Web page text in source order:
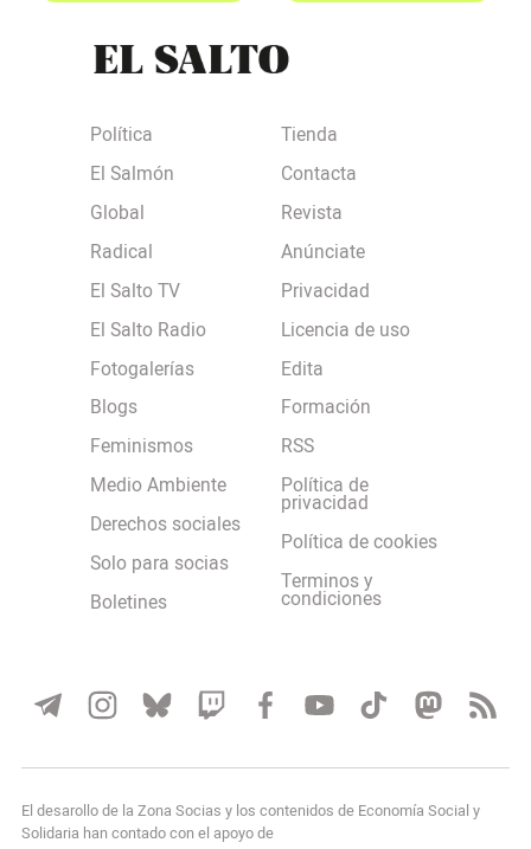
Política
El Salmón
Global
Radical
El Salto TV
El Salto Radio
Fotogalerías
Blogs
Feminismos
Medio Ambiente
Derechos sociales
Solo para socias
Boletines
Tienda
Contacta
Revista
Anúnciate
Privacidad
Licencia de uso
Edita
Formación
RSS
Política de
privacidad
Política de cookies
Terminos y
condiciones
El desarollo de la Zona Socias y los contenidos de Economía Social y
Solidaria han contado con el apoyo de